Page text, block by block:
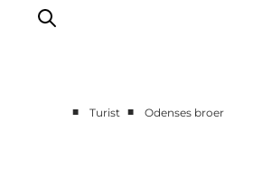
■ Turist ■ Odenses broer